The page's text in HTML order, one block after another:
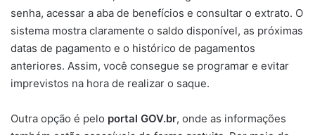
senha, acessar a aba de benefícios e consultar o extrato. O
sistema mostra claramente o saldo disponível, as próximas
datas de pagamento e o histórico de pagamentos
anteriores. Assim, você consegue se programar e evitar
imprevistos na hora de realizar o saque.
Outra opção é pelo portal GOV.br, onde as informações